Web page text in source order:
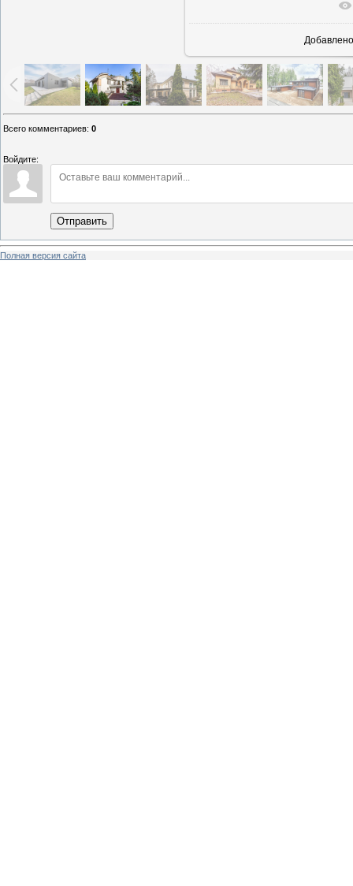
В
Добавлено
Всего комментариев: 0
Войдите:
Отправить
Полная версия сайта